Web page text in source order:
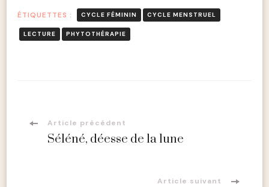
ÉTIQUETTES : CYCLE FÉMININ CYCLE MENSTRUEL
LECTURE PHYTOTHÉRAPIE
Navigation
Article précédent
Séléné, déesse de la lune
Article suivant